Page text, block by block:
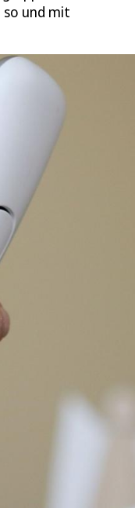
so und mit